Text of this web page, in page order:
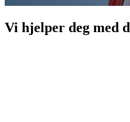
Vi hjelper deg med